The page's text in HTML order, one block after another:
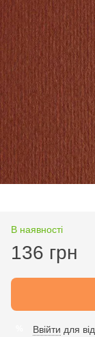
В наявності
136 грн
Ввійти для